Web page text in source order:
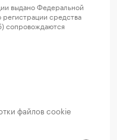
выдано Федеральной
средства
сопровождаются
файлов cookie